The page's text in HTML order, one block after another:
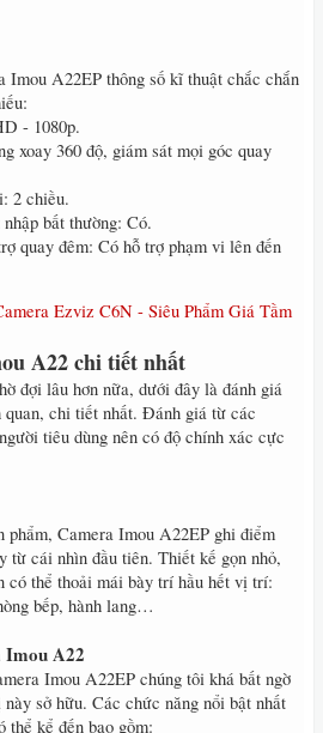
Imou A22EP thông số kĩ thuật chắc chắn
- 1080p.
xoay 360 độ, giám sát mọi góc quay
2 chiều.
bất thường: Có.
quay đêm: Có hỗ trợ phạm vi lên đến
Ezviz C6N - Siêu Phẩm Giá Tầm
A22 chi tiết nhất
đợi lâu hơn nữa, dưới đây là đánh giá
chi tiết nhất. Đánh giá từ các
tiêu dùng nên có độ chính xác cực
phẩm, Camera Imou A22EP ghi điểm
từ cái nhìn đầu tiên. Thiết kế gọn nhỏ,
có thể thoải mái bày trí hầu hết vị trí:
bếp, hành lang…
Imou A22
Imou A22EP chúng tôi khá bất ngờ
sở hữu. Các chức năng nổi bật nhất
thể kể đến bao gồm: